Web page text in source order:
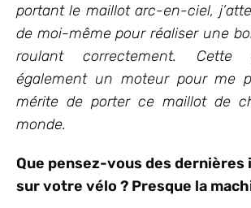
portant le maillot arc-en-ciel,
de moi-même pour réaliser une
roulant correctement. Cette
également un moteur pour me
mérite de porter ce maillot de
monde.
Que pensez-vous des dernières
sur votre vélo ? Presque la